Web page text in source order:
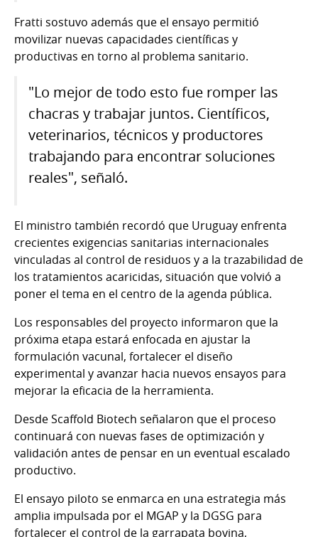
Fratti sostuvo además que el ensayo permitió
movilizar nuevas capacidades científicas y
productivas en torno al problema sanitario.
"Lo mejor de todo esto fue romper las
chacras y trabajar juntos. Científicos,
veterinarios, técnicos y productores
trabajando para encontrar soluciones
reales", señaló.
El ministro también recordó que Uruguay enfrenta
crecientes exigencias sanitarias internacionales
vinculadas al control de residuos y a la trazabilidad de
los tratamientos acaricidas, situación que volvió a
poner el tema en el centro de la agenda pública.
Los responsables del proyecto informaron que la
próxima etapa estará enfocada en ajustar la
formulación vacunal, fortalecer el diseño
experimental y avanzar hacia nuevos ensayos para
mejorar la eficacia de la herramienta.
Desde Scaffold Biotech señalaron que el proceso
continuará con nuevas fases de optimización y
validación antes de pensar en un eventual escalado
productivo.
El ensayo piloto se enmarca en una estrategia más
amplia impulsada por el MGAP y la DGSG para
fortalecer el control de la garrapata bovina,